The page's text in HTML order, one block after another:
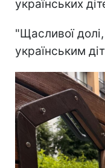
українських
"Щасливої долі,
українським